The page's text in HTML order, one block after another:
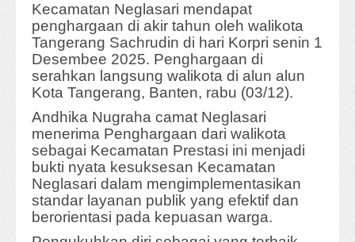
Kecamatan Neglasari mendapat
penghargaan di akir tahun oleh walikota
Tangerang Sachrudin di hari Korpri senin 1
Desembee 2025. Penghargaan di
serahkan langsung walikota di alun alun
Kota Tangerang, Banten, rabu (03/12).
Andhika Nugraha camat Neglasari
menerima Penghargaan dari walikota
sebagai Kecamatan Prestasi ini menjadi
bukti nyata kesuksesan Kecamatan
Neglasari dalam mengimplementasikan
standar layanan publik yang efektif dan
berorientasi pada kepuasan warga.